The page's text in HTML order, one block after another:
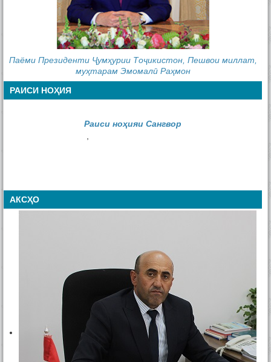
Паёми Президенти Ҷумҳурии Тоҷикистон, Пешвои миллат,
муҳтарам Эмомалӣ Раҳмон
РАИСИ НОҲИЯ
Раиси ноҳияи Сангвор
,
АКСҲО